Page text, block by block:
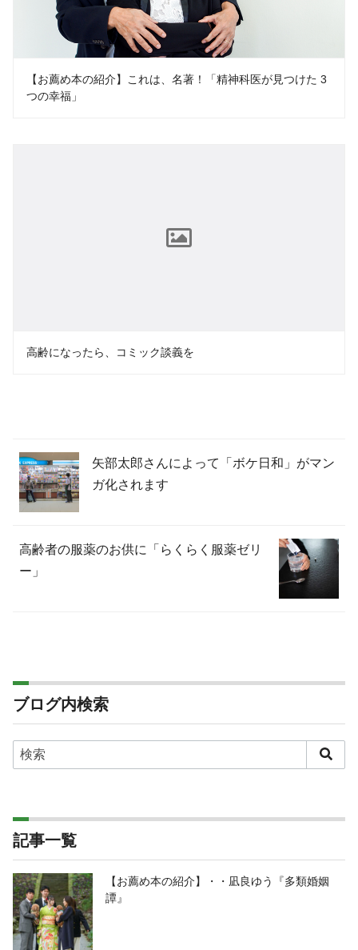
【お薦め本の紹介】これは、名著！「精神科医が見つけた 3
つの幸福」
高齢になったら、コミック談義を
矢部太郎さんによって「ボケ日和」がマン
ガ化されます
高齢者の服薬のお供に「らくらく服薬ゼリ
ー」
ブログ内検索
記事一覧
【お薦め本の紹介】・・凪良ゆう『多類婚姻
譚』